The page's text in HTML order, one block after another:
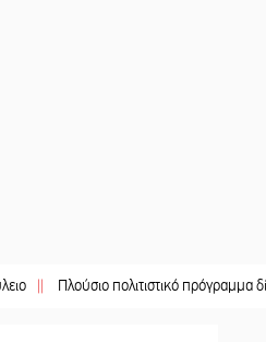
Πλούσιο πολιτιστικό πρόγραμμα δίνει